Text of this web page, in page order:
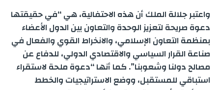
واعتبر جلالة الملك أن هذه الاحتفالية، هي “في حقيقتها
دعوة صريحة لتعزيز الوحدة والتعاون بين الدول الأعضاء
بمنظمة التعاون الإسلامي، والانخراط القوي والفعال في
صناعة القرار السياسي والاقتصادي الدولي، للدفاع عن
مصالح دولنا وشعوبنا”. كما أنها “دعوة ملحة لاستقراء
استباقي للمستقبل، ووضع الاستراتيجيات والخطط